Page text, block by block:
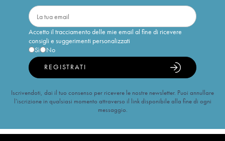
Accetto il tracciamento delle mie email al fine di ricevere
consigli e suggerimenti personalizzati
Sì
No
REGISTRATI
Iscrivendoti, dai il tuo consenso per ricevere le nostre newsletter. Puoi annullare
l’iscrizione in qualsiasi momento attraverso il link disponibile alla fine di ogni
messaggio.